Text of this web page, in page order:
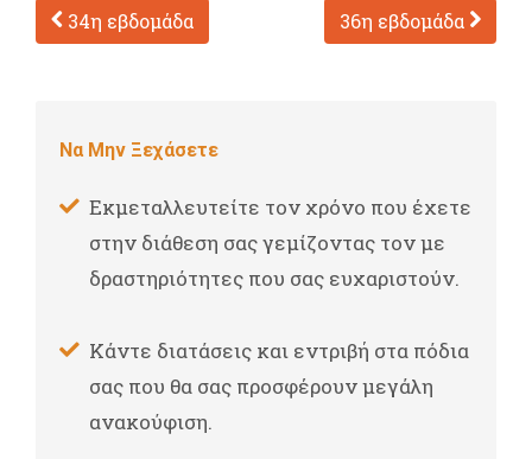
34η εβδομάδα 36η εβδομάδα
Να Μην Ξεχάσετε
Εκμεταλλευτείτε τον χρόνο που έχετε
στην διάθεση σας γεμίζοντας τον με
δραστηριότητες που σας ευχαριστούν.
Κάντε διατάσεις και εντριβή στα πόδια
σας που θα σας προσφέρουν μεγάλη
ανακούφιση.